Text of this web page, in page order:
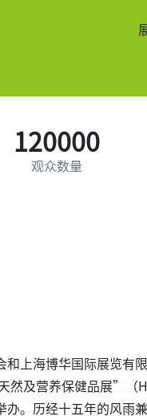
120000
观众数量
和上海博华国际展览
然及营养保健品展”（
办。历经十五年的风雨